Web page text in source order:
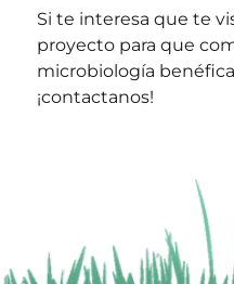
Si te interesa que te
proyecto para que
microbiología
¡contactanos!